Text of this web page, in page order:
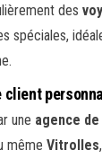
des
spéciales,
client
une agence de
même Vitrolles